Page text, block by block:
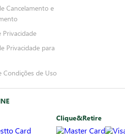
Cancelamento e
Privacidade
Privacidade para
Condições de Uso
Clique&Retire